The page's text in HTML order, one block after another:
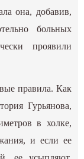
она, добавив,
больных
проявили
правила. Как
Гурьянова,
в холке,
и если ее